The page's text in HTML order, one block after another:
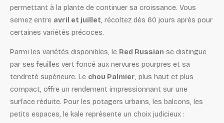
permettant à la plante de continuer sa croissance. Vous
semez entre avril et juillet, récoltez dès 60 jours après pour
certaines variétés précoces.
Parmi les variétés disponibles, le Red Russian se distingue
par ses feuilles vert foncé aux nervures pourpres et sa
tendreté supérieure. Le chou Palmier, plus haut et plus
compact, offre un rendement impressionnant sur une
surface réduite. Pour les potagers urbains, les balcons, les
petits espaces, le kale représente un choix judicieux :